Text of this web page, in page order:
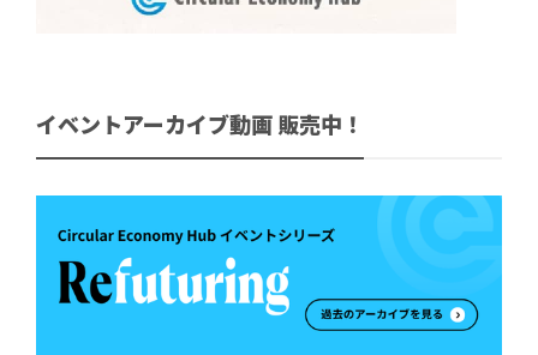
イベントアーカイブ動画 販売中！